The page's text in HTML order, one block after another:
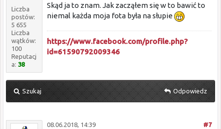
Liczba
postów:
5 655
Liczba
wątków:
100
Reputacj
a: 38
Skąd ja to znam. Jak zacząłem się w to bawić to
niemal każda moja fota była na słupie
https://www.facebook.com/profile.php?
id=61590792009346
Szukaj Odpowiedz
#7
08.06.2018, 14:39